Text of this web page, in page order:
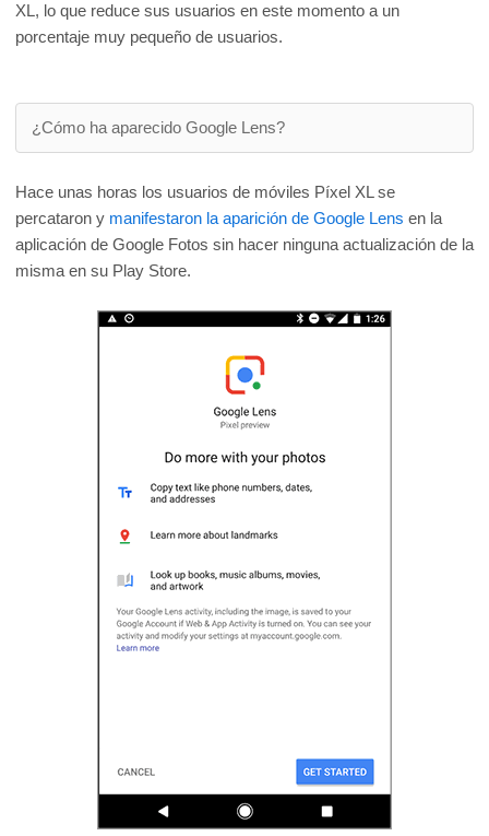
XL, lo que reduce sus usuarios en este momento a un
porcentaje muy pequeño de usuarios.
¿Cómo ha aparecido Google Lens?
Hace unas horas los usuarios de móviles Píxel XL se
percataron y manifestaron la aparición de Google Lens en la
aplicación de Google Fotos sin hacer ninguna actualización de la
misma en su Play Store.